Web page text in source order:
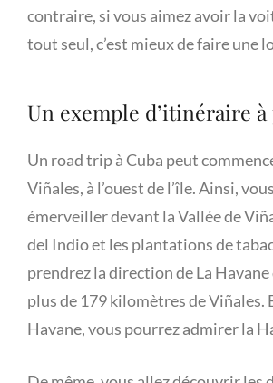
contraire, si vous aimez avoir la
tout seul, c’est mieux de faire une
Un exemple d’itinéraire
Un road trip à Cuba peut
Viñales, à l’ouest de l’île. Ainsi,
émerveiller devant la Vallée de
del Indio et les plantations de
prendrez la direction de La
plus de 179 kilomètres de Viñales.
Havane, vous pourrez admirer la